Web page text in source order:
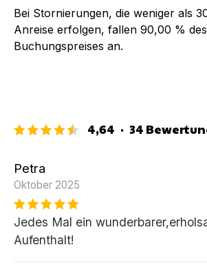
Bei Stornierungen, die weniger als
Anreise erfolgen, fallen 90,00 % des
Buchungspreises an.
4,64 · 34
Petra
Oktober 2025
Jedes Mal ein
Aufenthalt!